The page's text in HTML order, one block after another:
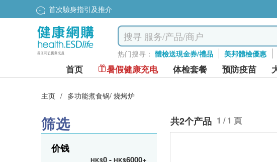
首次驗身指引及推介
热门搜寻： 體檢送現金券/禮品 美邦體檢優惠
首页 暑假健康充电 体检套餐 预防疫苗
主页 / 多功能煮食锅/ 烧烤炉
筛选
价钱
HK$0- HK$6000+
共2个产品 1 / 1 頁